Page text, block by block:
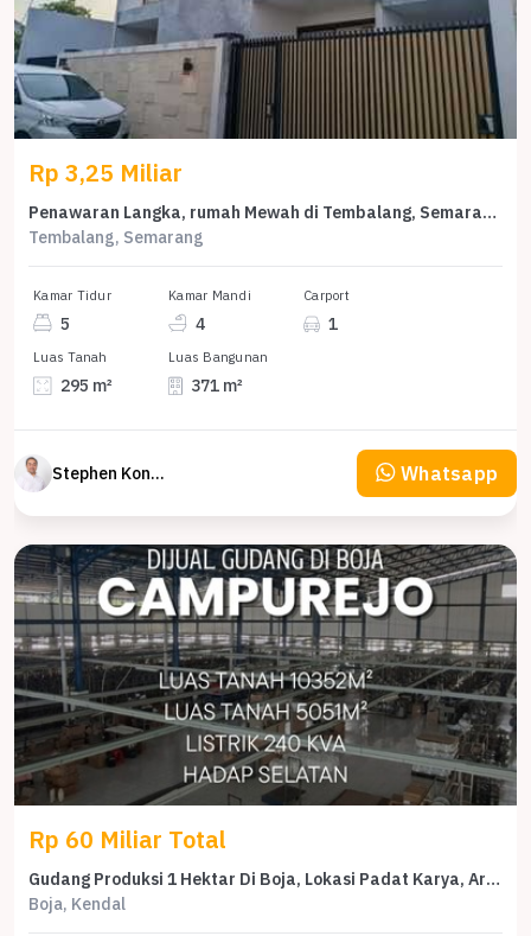
Rp 3,25 Miliar
Penawaran Langka, rumah Mewah di Tembalang, Semarang, LB 371m²
Tembalang, Semarang
Kamar Tidur
5
Kamar Mandi
4
Carport
1
Luas Tanah
295 m²
Luas Bangunan
371 m²
Stephen Konsultan Properti Whatsapp
Rp 60 Miliar Total
Gudang Produksi 1 Hektar Di Boja, Lokasi Padat Karya, Area Non Limbah B3
Boja, Kendal